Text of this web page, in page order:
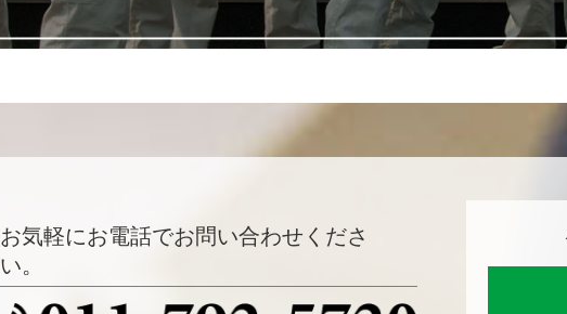
お気軽にお電話でお問い合わせくださ
い。